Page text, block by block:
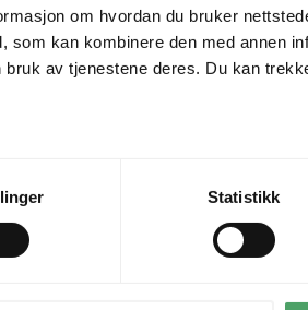
om hvordan du bruker
som kan kombinere den med annen
av tjenestene deres. Du kan
Statistikk